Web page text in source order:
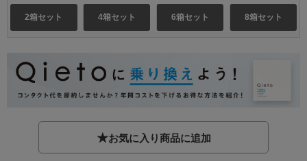
2箱セット 4箱セット 6箱セット 8箱セット
★お気に入り商品に追加